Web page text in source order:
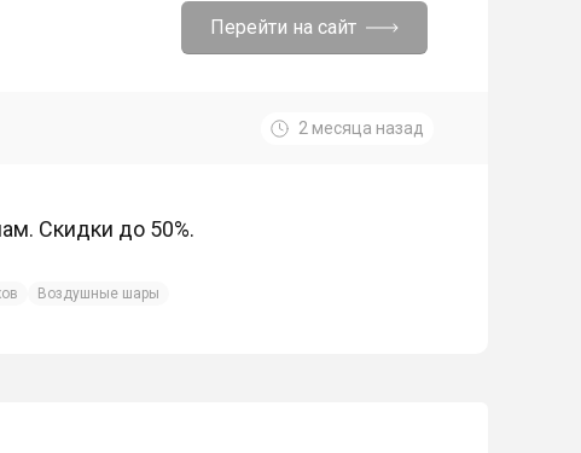
Перейти на сайт
2 месяца назад
Скидки до 50%.
Воздушные шары